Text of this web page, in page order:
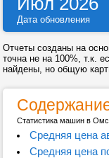
Дата обновления
Отчеты созданы на
точна не на 100%, т.к.
найдены, но общую
Статистика машин в
Средняя цена
Средняя цена